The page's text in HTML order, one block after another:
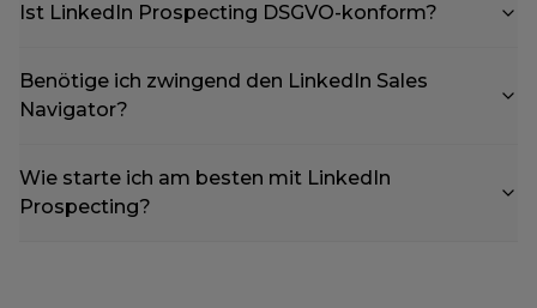
Ist LinkedIn Prospecting DSGVO-konform?
Benötige ich zwingend den LinkedIn Sales
Navigator?
Wie starte ich am besten mit LinkedIn
Prospecting?